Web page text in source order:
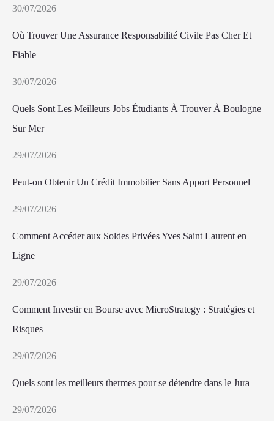
30/07/2026
Où Trouver Une Assurance Responsabilité Civile Pas Cher Et
Fiable
30/07/2026
Quels Sont Les Meilleurs Jobs Étudiants À Trouver À Boulogne
Sur Mer
29/07/2026
Peut-on Obtenir Un Crédit Immobilier Sans Apport Personnel
29/07/2026
Comment Accéder aux Soldes Privées Yves Saint Laurent en
Ligne
29/07/2026
Comment Investir en Bourse avec MicroStrategy : Stratégies et
Risques
29/07/2026
Quels sont les meilleurs thermes pour se détendre dans le Jura
29/07/2026